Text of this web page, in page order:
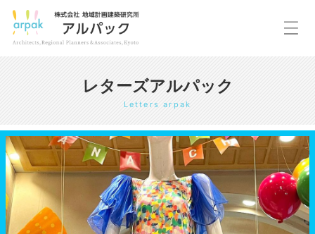
レターズアルパック
Letters arpak